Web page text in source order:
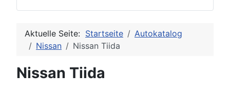
Aktuelle Seite: Startseite
Autokatalog
Nissan
Nissan Tiida
Nissan Tiida